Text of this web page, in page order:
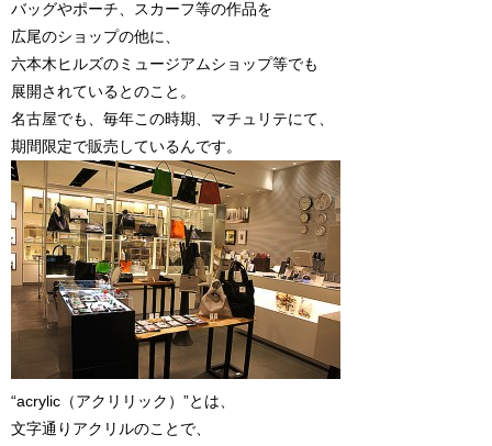
バッグやポーチ、スカーフ等の作品を
広尾のショップの他に、
六本木ヒルズのミュージアムショップ等でも
展開されているとのこと。
名古屋でも、毎年この時期、マチュリテにて、
期間限定で販売しているんです。
“acrylic（アクリリック）”とは、
文字通りアクリルのことで、